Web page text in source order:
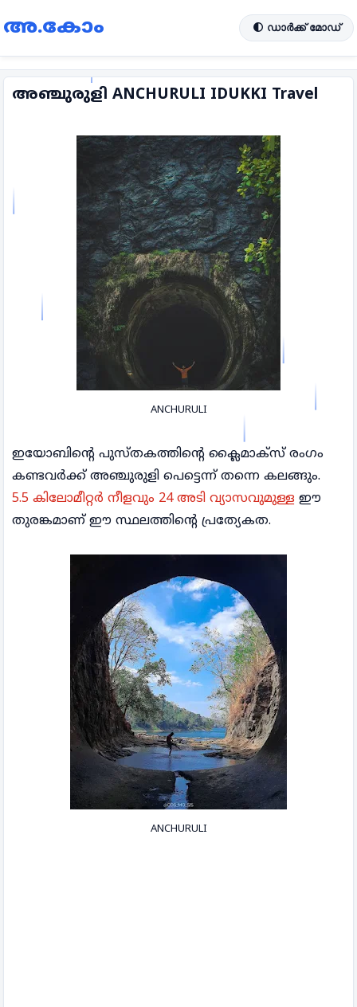
അ.കോം 🌓 ഡാർക്ക് മോഡ്
അഞ്ചുരുളി ANCHURULI IDUKKI Travel
ANCHURULI
ഇയോബിന്റെ പുസ്തകത്തിന്റെ ക്ലൈമാക്സ്‌ രംഗം
കണ്ടവർക്ക് അഞ്ചുരുളി പെട്ടെന്ന് തന്നെ കലങ്ങും.
5.5 കിലോമീറ്റർ നീളവും 24 അടി വ്യാസവുമുള്ള ഈ
തുരങ്കമാണ് ഈ സ്ഥലത്തിന്റെ പ്രത്യേകത.
ANCHURULI